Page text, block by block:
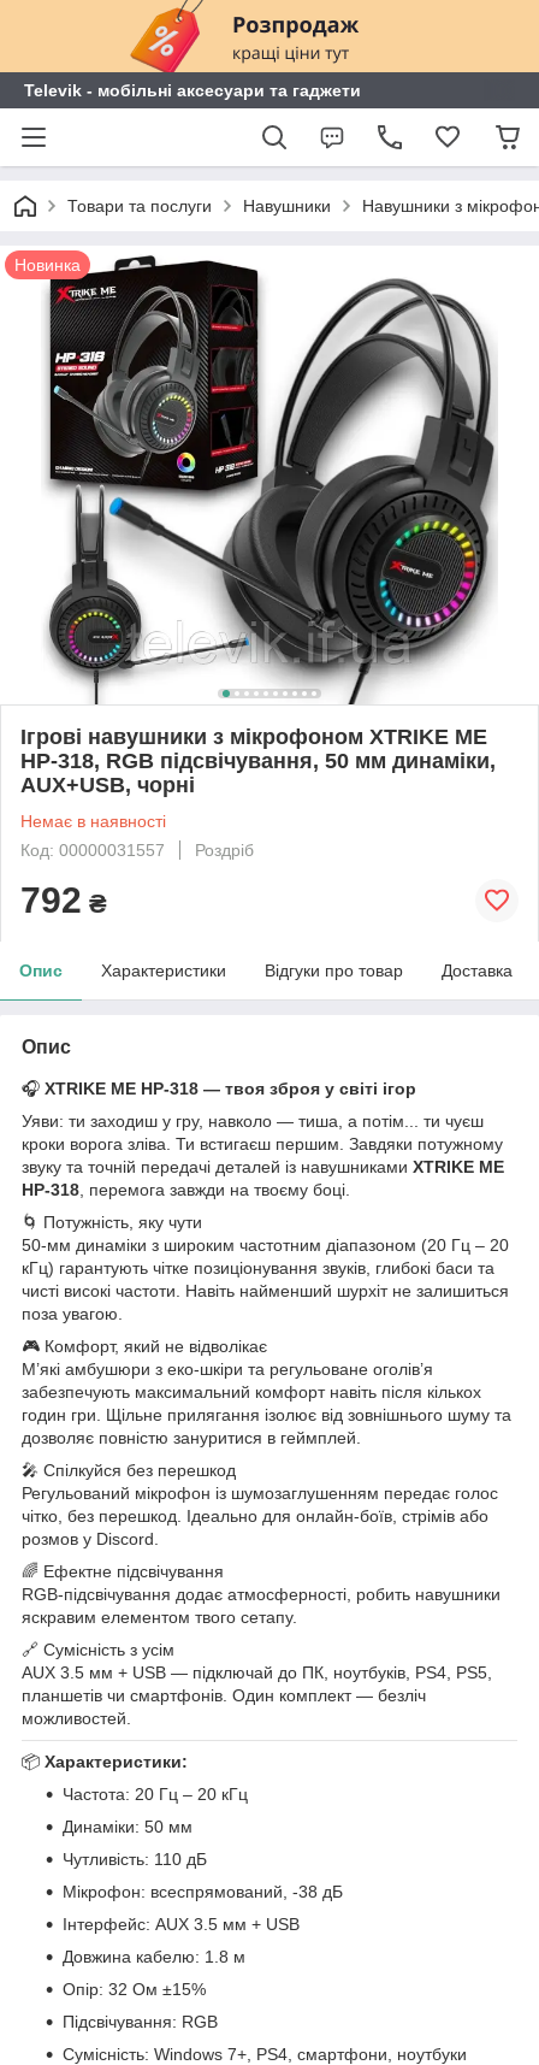
Televik - мобільні аксесуари та гаджети
Товари та послуги Навушники Навушники з
Новинка
Ігрові навушники з мікрофоном XTRIKE ME
HP-318, RGB підсвічування, 50 мм динаміки,
AUX+USB, чорні
Немає в наявності
Код: 00000031557
Роздріб
792 ₴
Опис Характеристики Відгуки про товар Доставка
Опис
🎧 XTRIKE ME HP-318 — твоя зброя у світі ігор
Уяви: ти заходиш у гру, навколо — тиша, а потім... ти чуєш
кроки ворога зліва. Ти встигаєш першим. Завдяки потужному
звуку та точній передачі деталей із навушниками XTRIKE ME
HP-318 , перемога завжди на твоєму боці.
🌀 Потужність, яку чути
50-мм динаміки з широким частотним діапазоном (20 Гц – 20
кГц) гарантують чітке позиціонування звуків, глибокі баси та
чисті високі частоти. Навіть найменший шурхіт не залишиться
поза увагою.
🎮 Комфорт, який не відволікає
М’які амбушюри з еко-шкіри та регульоване оголів’я
забезпечують максимальний комфорт навіть після кількох
годин гри. Щільне прилягання ізолює від зовнішнього шуму та
дозволяє повністю зануритися в геймплей.
🎤 Спілкуйся без перешкод
Регульований мікрофон із шумозаглушенням передає голос
чітко, без перешкод. Ідеально для онлайн-боїв, стрімів або
розмов у Discord.
🌈 Ефектне підсвічування
RGB-підсвічування додає атмосферності, робить навушники
яскравим елементом твого сетапу.
🔗 Сумісність з усім
AUX 3.5 мм + USB — підключай до ПК, ноутбуків, PS4, PS5,
планшетів чи смартфонів. Один комплект — безліч
можливостей.
📦 Характеристики:
Частота: 20 Гц – 20 кГц
Динаміки: 50 мм
Чутливість: 110 дБ
Мікрофон: всеспрямований, -38 дБ
Інтерфейс: AUX 3.5 мм + USB
Довжина кабелю: 1.8 м
Опір: 32 Ом ±15%
Підсвічування: RGB
Сумісність: Windows 7+, PS4, смартфони, ноутбуки